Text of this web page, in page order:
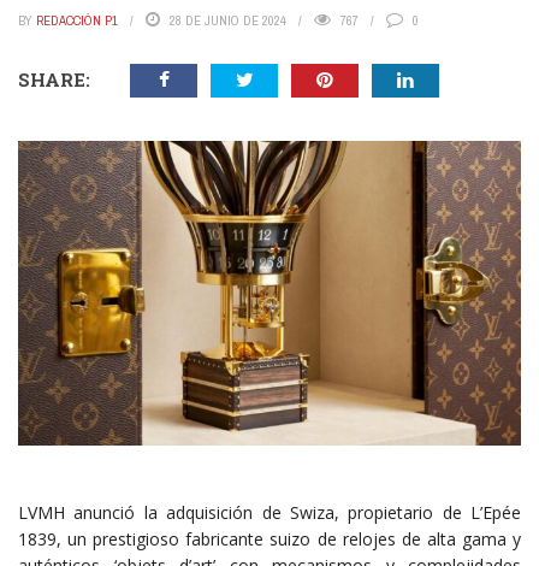
BY REDACCIÓN P1 28 DE JUNIO DE 2024 767 0
SHARE:
LVMH anunció la adquisición de Swiza, propietario de L’Epée
1839, un prestigioso fabricante suizo de relojes de alta gama y